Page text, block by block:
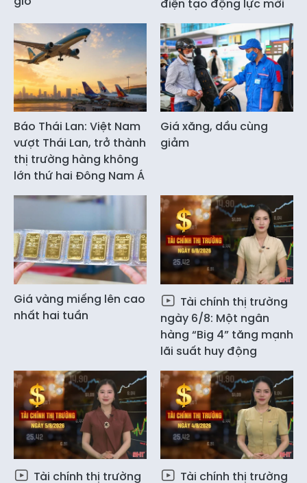
điện tạo động lực mới
Báo Thái Lan: Việt Nam
vượt Thái Lan, trở thành
thị trường hàng không
lớn thứ hai Đông Nam Á
Giá xăng, dầu cùng
giảm
Giá vàng miếng lên cao
nhất hai tuần
Tài chính thị trường
ngày 6/8: Một ngân
hàng “Big 4” tăng mạnh
lãi suất huy động
Tài chính thị trường
Tài chính thị trường